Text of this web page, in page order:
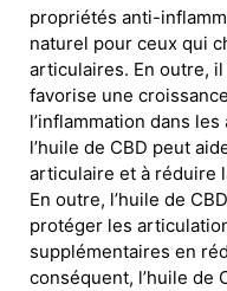
propriétés anti-
naturel pour ceux qui
articulaires. En outre,
favorise une
l’inflammation dans
l’huile de CBD peut
articulaire et à réduire
En outre, l’huile de
protéger les
supplémentaires en
conséquent, l’huile de